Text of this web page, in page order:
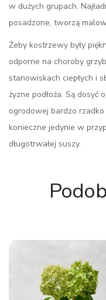
w dużych grupach.
posadzone, tworzą
Żeby kostrzewy były
odporne na choroby
stanowiskach ciepłych i
żyzne podłoża. Są dosyć
ogrodowej bardzo
konieczne jedynie w
długotrwałej suszy.